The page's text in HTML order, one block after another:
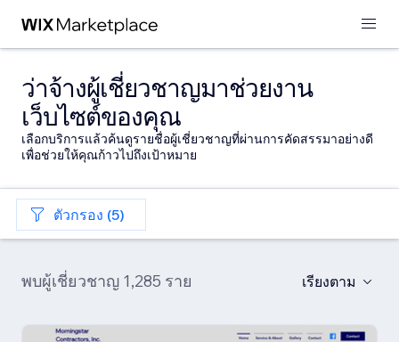
ว่าจ้างผู้เชี่ยวชาญมาช่วยงาน
เว็บไซต์ของคุณ
เลือกบริการแล้วค้นดูรายชื่อผู้เชี่ยวชาญที่ผ่านการคัดสรรมาอย่างดี
เพื่อช่วยให้คุณก้าวไปถึงเป้าหมาย
ตัวกรอง (5)
พบผู้เชี่ยวชาญ 1,285 ราย เรียงตาม